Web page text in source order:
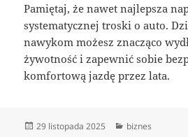
Pamiętaj, że nawet najlepsza
systematycznej troski o auto.
nawykom możesz znacząco
żywotność i zapewnić sobie
komfortową jazdę przez lata.
Data
29 listopada 2025 Kategorie
biznes